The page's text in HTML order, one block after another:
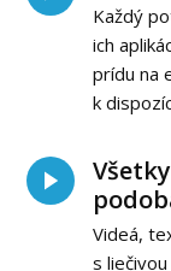
Každý
ich
prídu na
k
Videá,
s